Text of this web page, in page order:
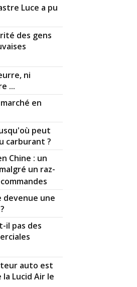
avant de lire ton
chié, c'est le ca-cas de le dire.
(2023-08-10 19:25:18) : @Arkane :
c'est notre dernière Audi.
K : rouler en étron est
bien compris.
vers l’électrification des
perdons notre
maitrise des motorisations.
acteurs tels que Tesla ont
insuffisant concernant le
du statut de constructeur
(essentiellement des modelè
"presque"
falloir un réseau sérieux
de ses véhicules même si en
demande moins d'entretien.
bonnes années comme
mais il va lui falloir
à la hauteur de la marque,
qualité des matériaux et
de sa gamme électrique.
Luce a pu
des gens
ni
...
en
peut
carburant ?
Chine : un
un raz-
devenue une
il pas des
auto est
la Lucid Air le